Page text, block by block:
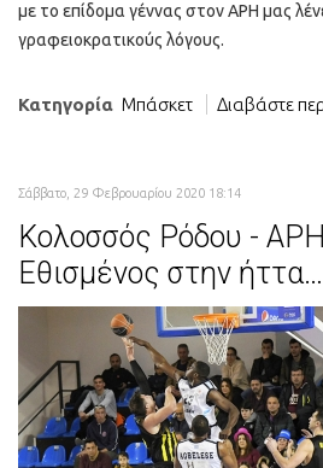
με το επίδομα γέννας στον ΑΡΗ μας
γραφειοκρατικούς λόγους.
Κατηγορία Μπάσκετ Διαβάστε
Σάββατο, 29 Φεβρουαρίου 2020 18:14
Κολοσσός Ρόδου -
Εθισμένος στην ήττα…